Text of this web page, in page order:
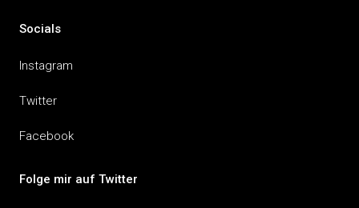
Socials
Instagram
Twitter
Facebook
Folge mir auf Twitter